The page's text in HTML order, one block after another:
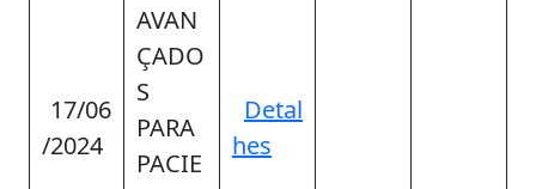
17/06
/2024
AVAN
ÇADO
S
PARA
PACIE
Detal
hes